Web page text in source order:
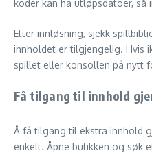
koder kan ha utløpsdatoer, så
Etter innløsning, sjekk
innholdet er tilgjengelig. Hvis
spillet eller konsollen på nytt
Få tilgang til innhold
Å få tilgang til ekstra innhold
enkelt. Åpne butikken og søk